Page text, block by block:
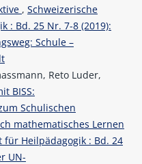
, Schweizerische
: Bd. 25 Nr. 7-8 (2019):
Schule –
Reto Luder,
BISS:
Schulischen
mathematisches Lernen
Heilpädagogik : Bd. 24
UN-